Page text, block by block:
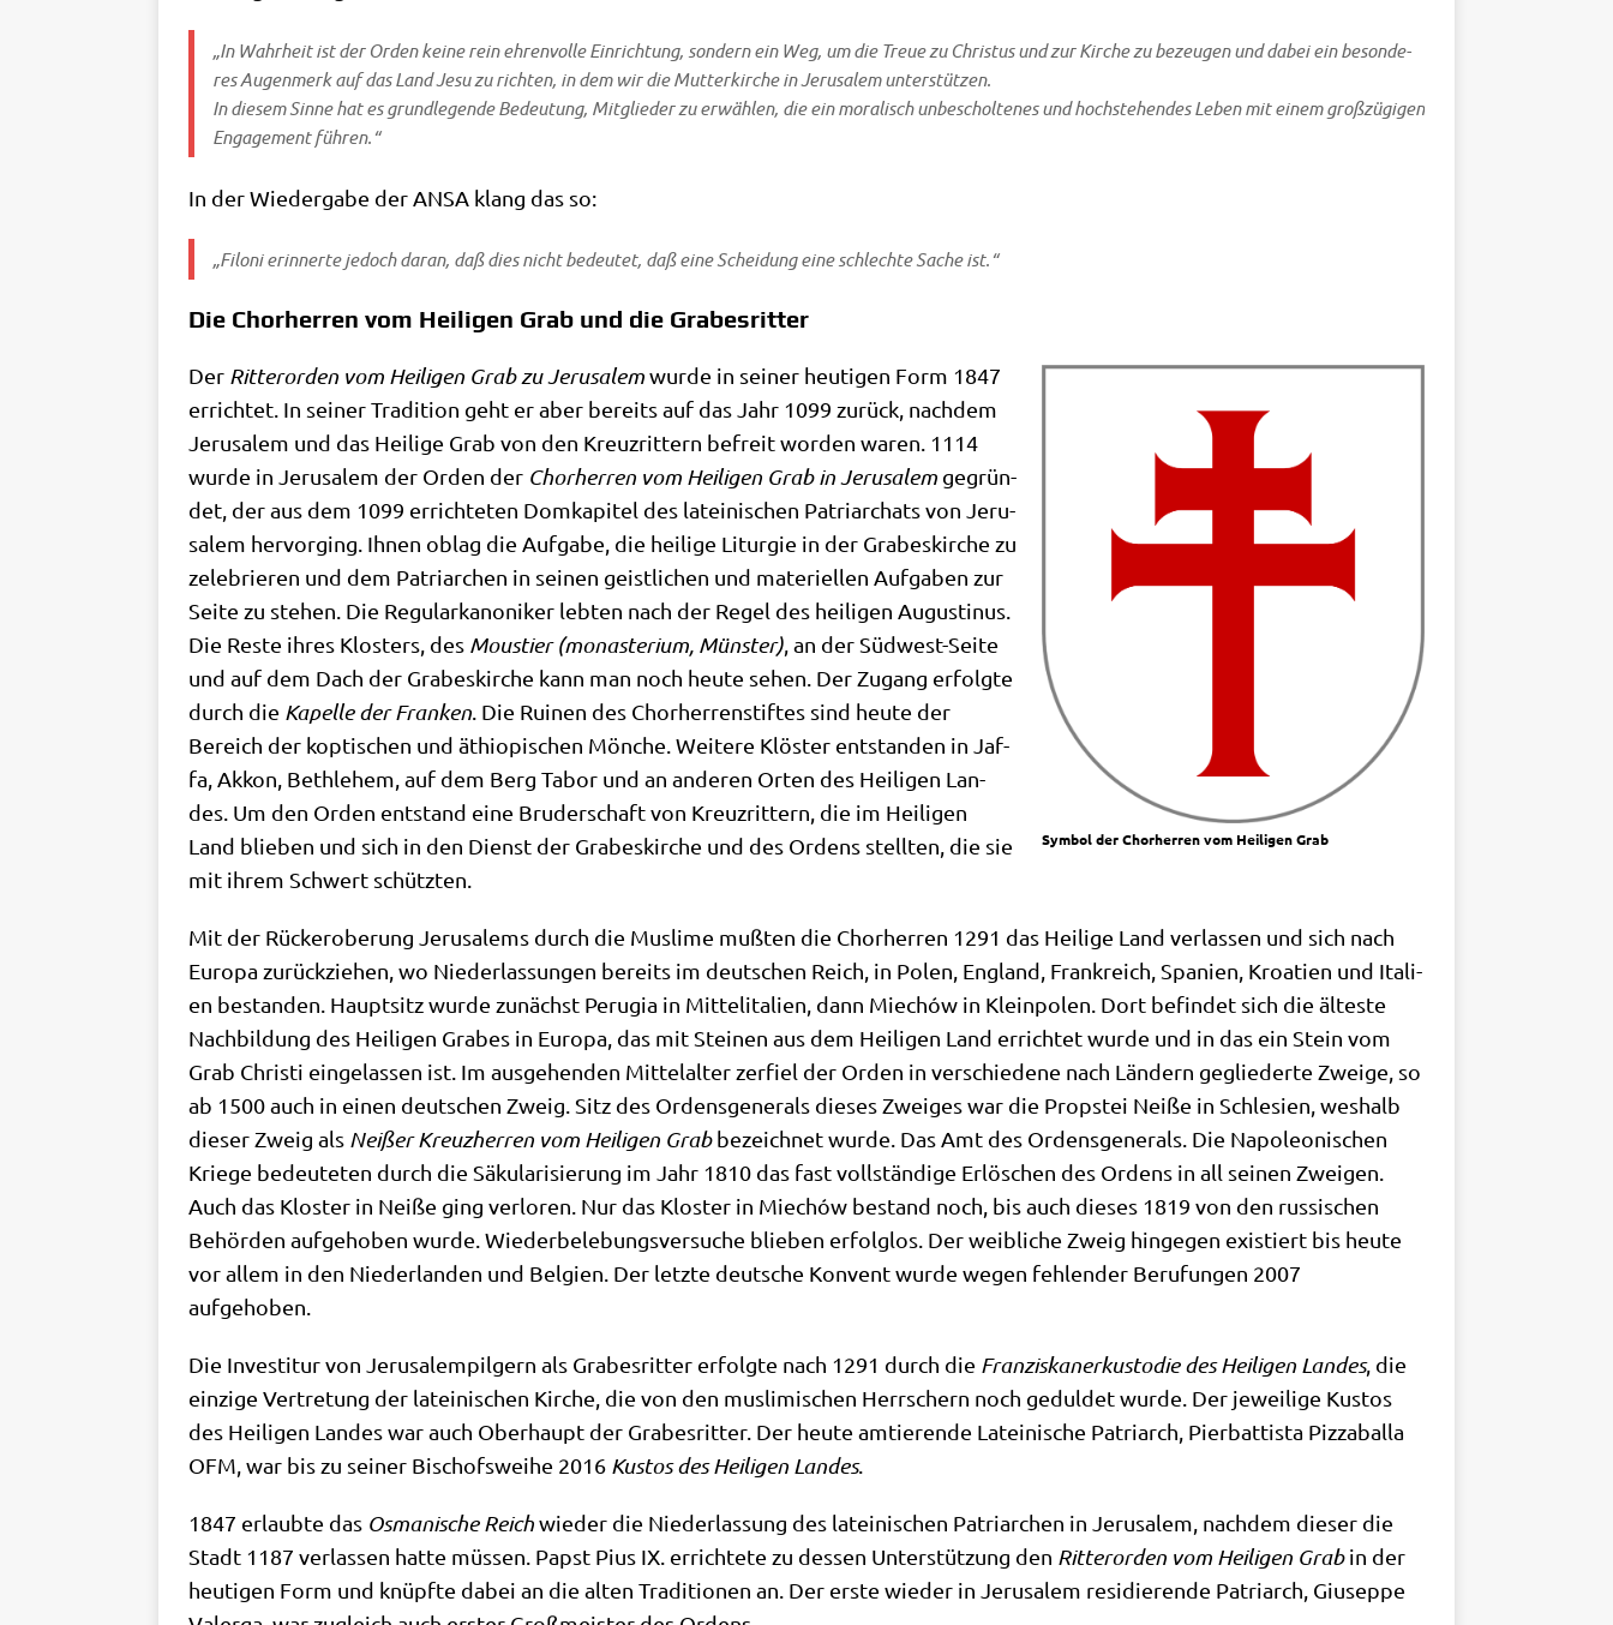
„In Wahr­heit ist der Orden kei­ne rein ehren­vol­le Ein­rich­tung, son­dern ein Weg, um die Treue zu Chri­stus und zur Kir­che zu bezeu­gen und dabei ein beson­de­
res Augen­merk auf das Land Jesu zu rich­ten, in dem wir die Mut­ter­kir­che in Jeru­sa­lem unter­stüt­zen.
In die­sem Sin­ne hat es grund­le­gen­de Bedeu­tung, Mit­glie­der zu erwäh­len, die ein mora­lisch unbe­schol­te­nes und hoch­ste­hen­des Leben mit einem groß­zü­gi­gen
Enga­ge­ment führen.“
In der Wie­der­ga­be der ANSA klang das so:
„Filoni erin­ner­te jedoch dar­an, daß dies nicht bedeu­tet, daß eine Schei­dung eine schlech­te Sache ist.“
Die Chorherren vom Heiligen Grab und die Grabesritter
Sym­bol der Chor­her­ren vom Hei­li­gen Grab
Der Rit­ter­or­den vom Hei­li­gen Grab zu Jeru­sa­lemwur­de in sei­ner heu­ti­gen Form 1847
errich­tet. In sei­ner Tra­di­ti­on geht er aber bereits auf das Jahr 1099 zurück, nach­dem
Jeru­sa­lem und das Hei­li­ge Grab von den Kreuz­rit­tern befreit wor­den waren. 1114
wur­de in Jeru­sa­lem der Orden der Chor­her­ren vom Hei­li­gen Grab in Jeru­sa­lem gegrün­
det, der aus dem 1099 errich­te­ten Dom­ka­pi­tel des latei­ni­schen Patri­ar­chats von Jeru­
sa­lem her­vor­ging. Ihnen oblag die Auf­ga­be, die hei­li­ge Lit­ur­gie in der Gra­bes­kir­che zu
zele­brie­ren und dem Patri­ar­chen in sei­nen geist­li­chen und mate­ri­el­len Auf­ga­ben zur
Sei­te zu ste­hen. Die Regu­lar­ka­no­ni­ker leb­ten nach der Regel des hei­li­gen Augu­sti­nus.
Die Reste ihres Klo­sters, des Mou­stier (monaste­ri­um, Mün­ster) , an der Süd­west-Sei­te
und auf dem Dach der Gra­bes­kir­che kann man noch heu­te sehen. Der Zugang erfolg­te
durch die Kapel­le der Fran­ken . Die Rui­nen des Chor­her­ren­stif­tes sind heu­te der
Bereich der kop­ti­schen und äthio­pi­schen Mön­che. Wei­te­re Klö­ster ent­stan­den in Jaf­
fa, Akkon, Beth­le­hem, auf dem Berg Tabor und an ande­ren Orten des Hei­li­gen Lan­
des. Um den Orden ent­stand eine Bru­der­schaft von Kreuz­rit­tern, die im Hei­li­gen
Land blie­ben und sich in den Dienst der Gra­bes­kir­che und des Ordens stell­ten, die sie
mit ihrem Schwert schützten.
Mit der Rück­erobe­rung Jeru­sa­lems durch die Mus­li­me muß­ten die Chor­her­ren 1291 das Hei­li­ge Land ver­las­sen und sich nach
Euro­pa zurück­zie­hen, wo Nie­der­las­sun­gen bereits im deut­schen Reich, in Polen, Eng­land, Frank­reich, Spa­ni­en, Kroa­ti­en und Ita­li­
en bestan­den. Haupt­sitz wur­de zunächst Peru­gia in Mit­tel­ita­li­en, dann Miechów in Klein­po­len. Dort befin­det sich die älte­ste
Nach­bil­dung des Hei­li­gen Gra­bes in Euro­pa, das mit Stei­nen aus dem Hei­li­gen Land errich­tet wur­de und in das ein Stein vom
Grab Chri­sti ein­ge­las­sen ist. Im aus­ge­hen­den Mit­tel­al­ter zer­fiel der Orden in ver­schie­de­ne nach Län­dern geglie­der­te Zwei­ge, so
ab 1500 auch in einen deut­schen Zweig. Sitz des Ordens­ge­ne­rals die­ses Zwei­ges war die Prop­stei Nei­ße in Schle­si­en, wes­halb
die­ser Zweig als Nei­ßer Kreuz­her­ren vom Hei­li­gen Grabbezeich­net wur­de. Das Amt des Ordens­ge­ne­rals. Die Napo­leo­ni­schen
Krie­ge bedeu­te­ten durch die Säku­la­ri­sie­rung im Jahr 1810 das fast voll­stän­di­ge Erlö­schen des Ordens in all sei­nen Zwei­gen.
Auch das Klo­ster in Nei­ße ging ver­lo­ren. Nur das Klo­ster in Miechów bestand noch, bis auch die­ses 1819 von den rus­si­schen
Behör­den auf­ge­ho­ben wur­de. Wie­der­be­le­bungs­ver­su­che blie­ben erfolg­los. Der weib­li­che Zweig hin­ge­gen exi­stiert bis heu­te
vor allem in den Nie­der­lan­den und Bel­gi­en. Der letz­te deut­sche Kon­vent wur­de wegen feh­len­der Beru­fun­gen 2007
aufgehoben.
Die Inve­sti­tur von Jeru­sal­em­pil­gern als Gra­bes­rit­ter erfolg­te nach 1291 durch die Fran­zis­ka­ner­kus­to­die des Hei­li­gen Lan­des, die
ein­zi­ge Ver­tre­tung der latei­ni­schen Kir­che, die von den mus­li­mi­schen Herr­schern noch gedul­det wur­de. Der jewei­li­ge Kustos
des Hei­li­gen Lan­des war auch Ober­haupt der Gra­bes­rit­ter. Der heu­te amtie­ren­de Latei­ni­sche Patri­arch, Pier­bat­ti­sta Piz­za­bal­la
OFM, war bis zu sei­ner Bischofs­wei­he 2016 Kustos des Hei­li­gen Lan­des.
1847 erlaub­te das Osma­ni­sche Reichwie­der die Nie­der­las­sung des latei­ni­schen Patri­ar­chen in Jeru­sa­lem, nach­dem die­ser die
Stadt 1187 ver­las­sen hat­te müs­sen. Papst Pius IX. errich­te­te zu des­sen Unter­stüt­zung den Rit­ter­or­den vom Hei­li­gen Grabin der
heu­ti­gen Form und knüpf­te dabei an die alten Tra­di­tio­nen an. Der erste wie­der in Jeru­sa­lem resi­die­ren­de Patri­arch, Giu­sep­pe